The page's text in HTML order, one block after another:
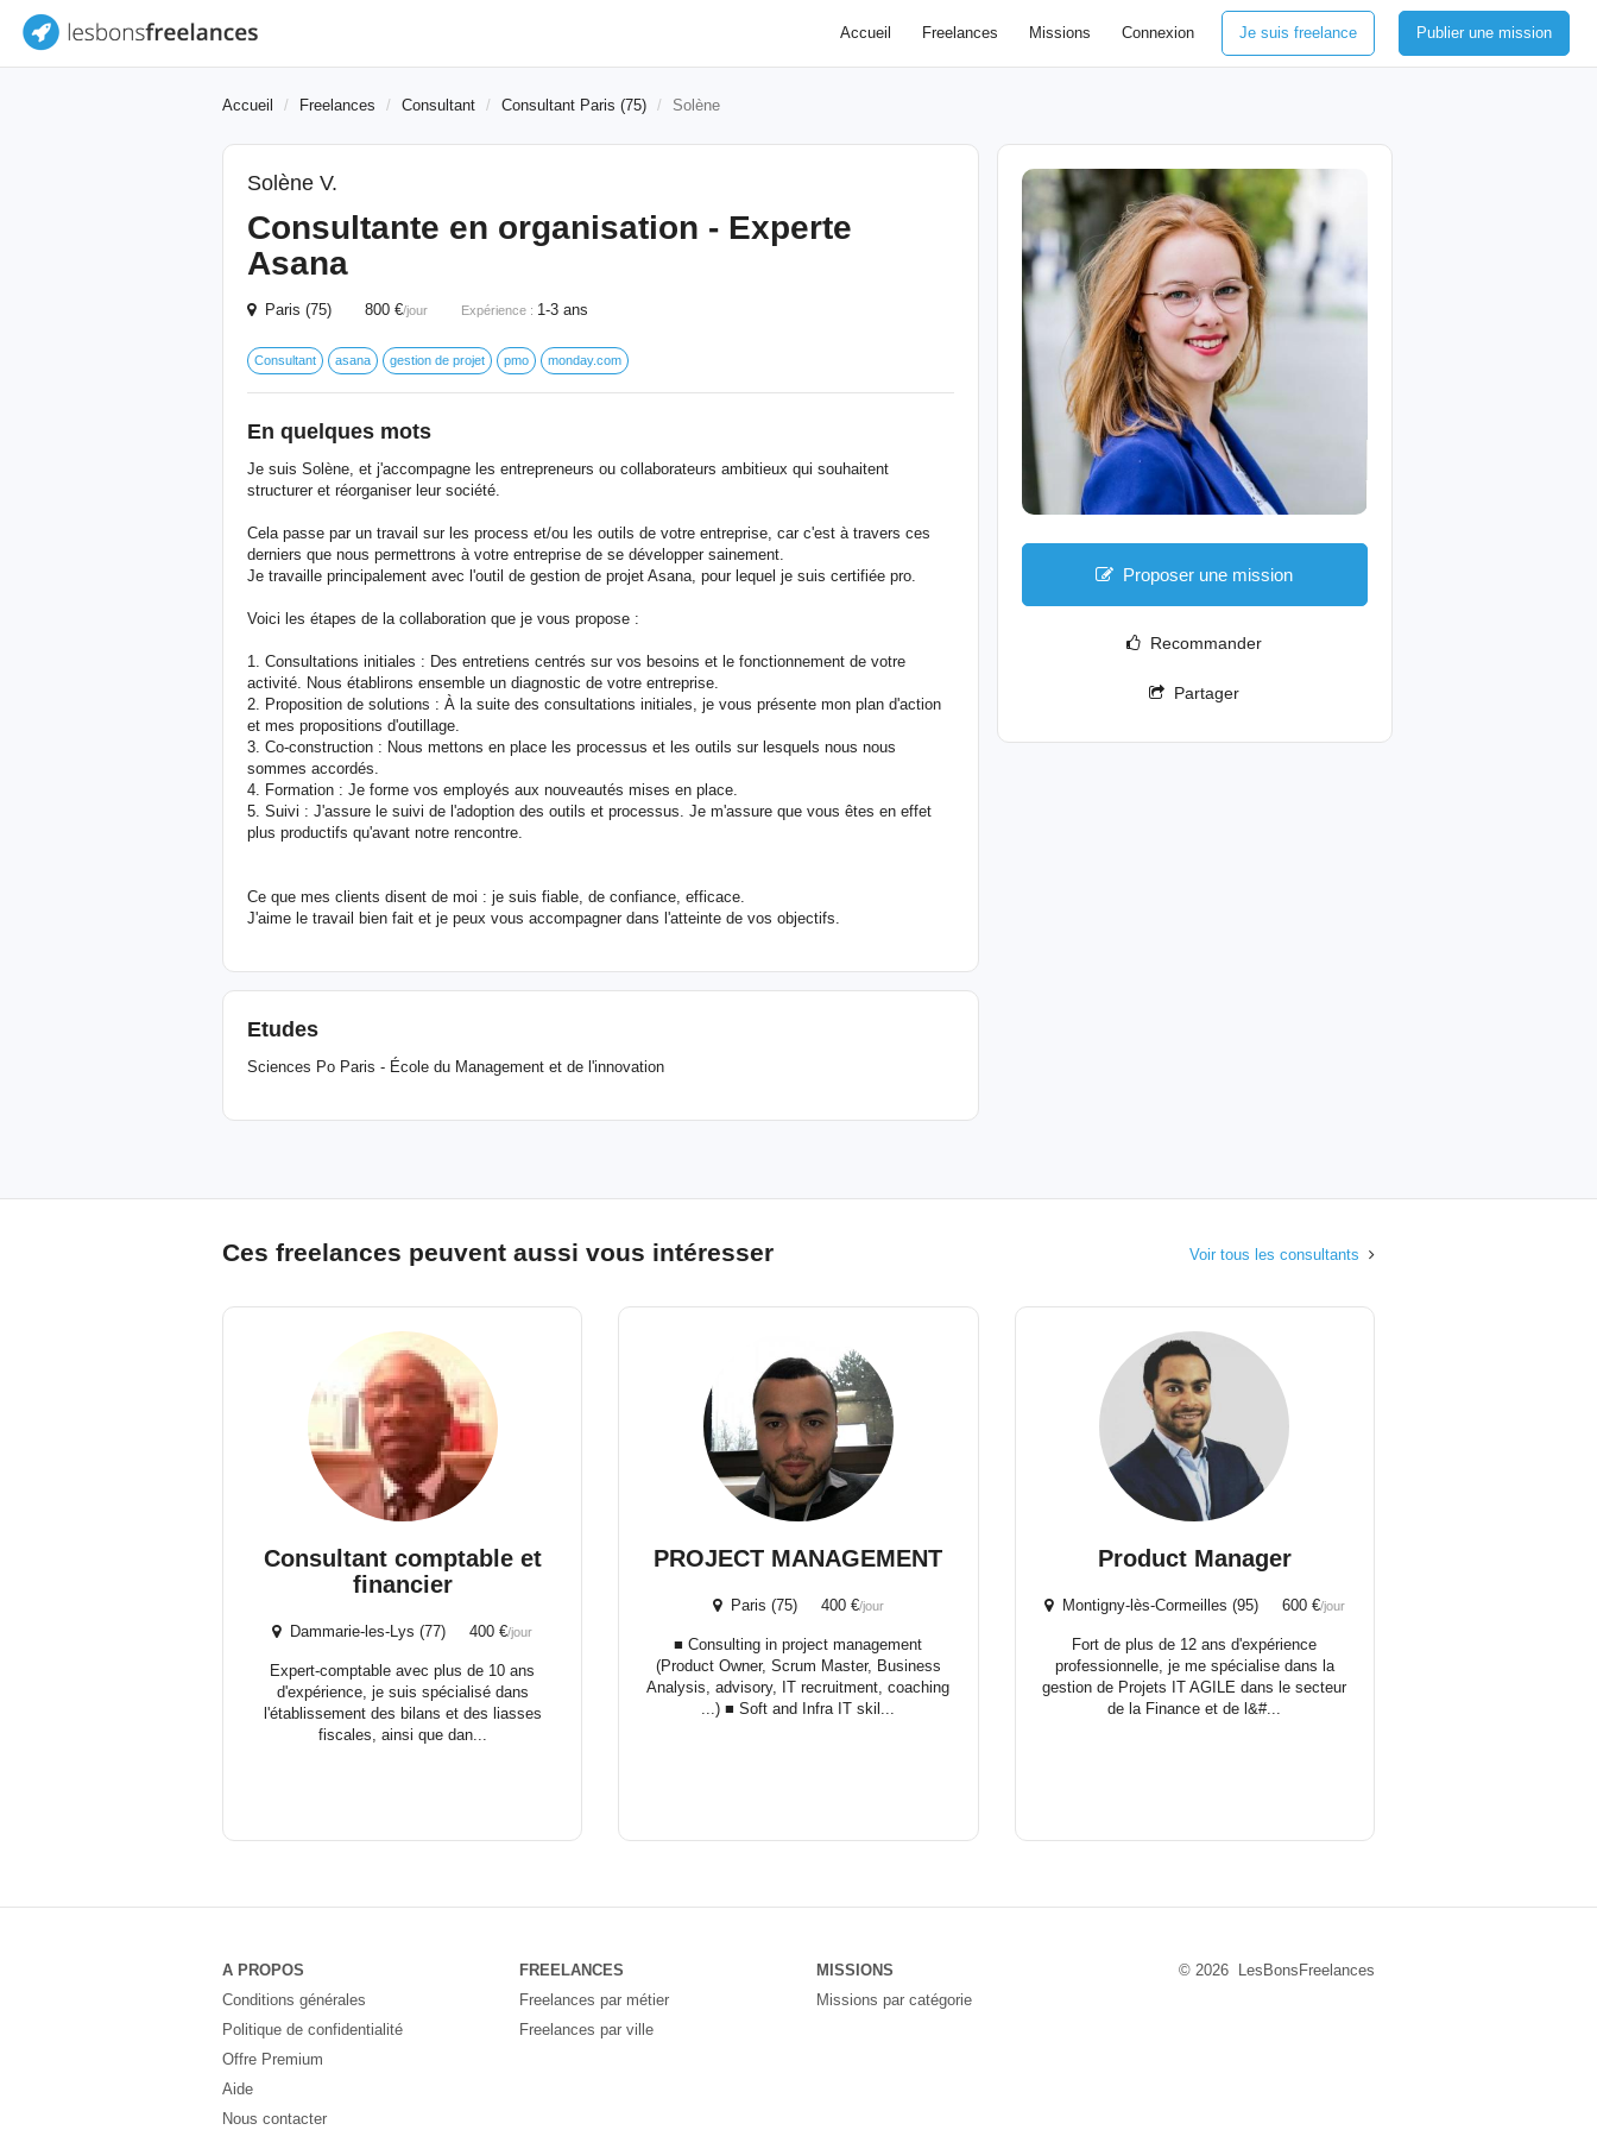
Accueil Freelances Missions Connexion Je suis freelance Publier une mission
Accueil Freelances Consultant Consultant Paris (75) Solène
Solène V.
Consultante en organisation - Experte
Asana
Paris (75) 800 €/jour Expérience : 1-3 ans
Consultant asana gestion de projet pmo monday.com
En quelques mots
Je suis Solène, et j'accompagne les entrepreneurs ou collaborateurs ambitieux qui souhaitent
structurer et réorganiser leur société.
Cela passe par un travail sur les process et/ou les outils de votre entreprise, car c'est à travers ces
derniers que nous permettrons à votre entreprise de se développer sainement.
Je travaille principalement avec l'outil de gestion de projet Asana, pour lequel je suis certifiée pro.
Voici les étapes de la collaboration que je vous propose :
1. Consultations initiales : Des entretiens centrés sur vos besoins et le fonctionnement de votre
activité. Nous établirons ensemble un diagnostic de votre entreprise.
2. Proposition de solutions : À la suite des consultations initiales, je vous présente mon plan d'action
et mes propositions d'outillage.
3. Co-construction : Nous mettons en place les processus et les outils sur lesquels nous nous
sommes accordés.
4. Formation : Je forme vos employés aux nouveautés mises en place.
5. Suivi : J'assure le suivi de l'adoption des outils et processus. Je m'assure que vous êtes en effet
plus productifs qu'avant notre rencontre.
Ce que mes clients disent de moi : je suis fiable, de confiance, efficace.
J'aime le travail bien fait et je peux vous accompagner dans l'atteinte de vos objectifs.
Etudes
Sciences Po Paris - École du Management et de l'innovation
Proposer une mission
Recommander
Partager
Ces freelances peuvent aussi vous intéresser Voir tous les consultants
Consultant comptable et
financier
Dammarie-les-Lys (77) 400 €/jour
Expert-comptable avec plus de 10 ans
d'expérience, je suis spécialisé dans
l'établissement des bilans et des liasses
fiscales, ainsi que dan...
PROJECT MANAGEMENT
Paris (75) 400 €/jour
■ Consulting in project management
(Product Owner, Scrum Master, Business
Analysis, advisory, IT recruitment, coaching
...) ■ Soft and Infra IT skil...
Product Manager
Montigny-lès-Cormeilles (95) 600 €/jour
Fort de plus de 12 ans d'expérience
professionnelle, je me spécialise dans la
gestion de Projets IT AGILE dans le secteur
de la Finance et de l&#...
A PROPOS
Conditions générales
Politique de confidentialité
Offre Premium
Aide
Nous contacter
FREELANCES
Freelances par métier
Freelances par ville
MISSIONS
Missions par catégorie
© 2026 LesBonsFreelances